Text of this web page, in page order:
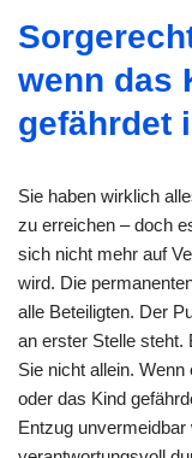
wenn das
gefährdet
Sie haben wirklich
zu erreichen – doch
sich nicht mehr auf
wird. Die
alle Beteiligten. Der
an erster Stelle steht.
Sie nicht allein.
oder das Kind
Entzug